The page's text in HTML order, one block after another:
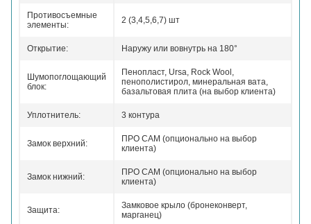
Противосъемные
элементы:
2 (3,4,5,6,7) шт
Открытие: Наружу или вовнутрь на 180°
Шумопоглощающий
блок:
Пенопласт, Ursa, Rock Wool,
пенополистирол, минеральная вата,
базальтовая плита (на выбор клиента)
Уплотнитель: 3 контура
Замок верхний:
ПРО САМ (опционально на выбор
клиента)
Замок нижний:
ПРО САМ (опционально на выбор
клиента)
Защита:
Замковое крыло (бронеконверт,
марганец)